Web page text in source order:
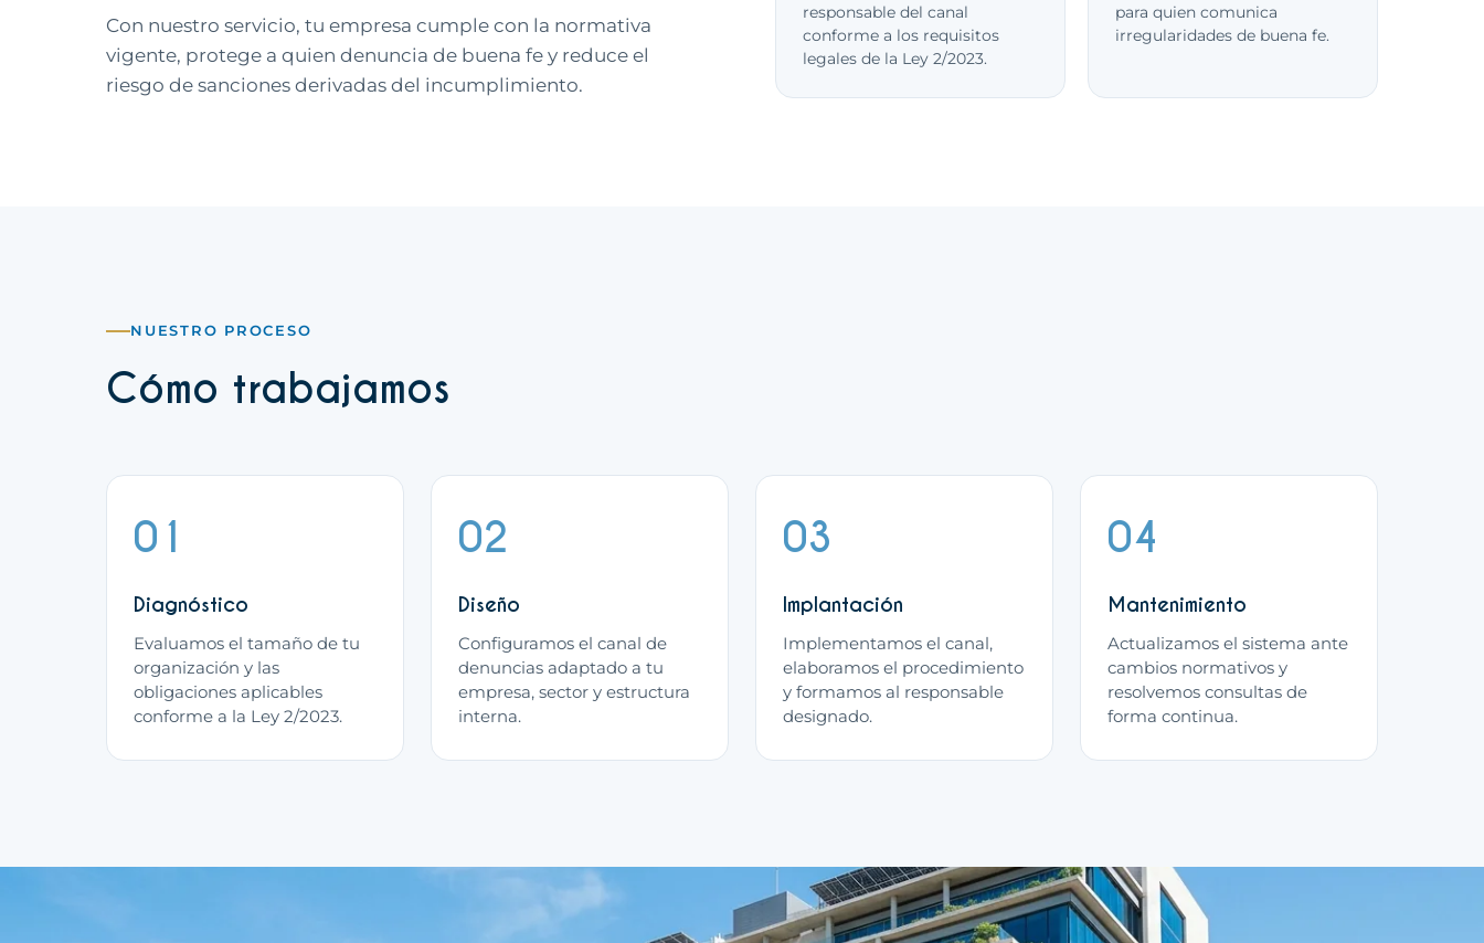
Con nuestro servicio, tu empresa cumple con la normativa
vigente, protege a quien denuncia de buena fe y reduce el
riesgo de sanciones derivadas del incumplimiento.
responsable del canal
conforme a los requisitos
legales de la Ley 2/2023.
para quien comunica
irregularidades de buena fe.
NUESTRO PROCESO
Cómo trabajamos
01
Diagnóstico
Evaluamos el tamaño de tu
organización y las
obligaciones aplicables
conforme a la Ley 2/2023.
02
Diseño
Configuramos el canal de
denuncias adaptado a tu
empresa, sector y estructura
interna.
03
Implantación
Implementamos el canal,
elaboramos el procedimiento
y formamos al responsable
designado.
04
Mantenimiento
Actualizamos el sistema ante
cambios normativos y
resolvemos consultas de
forma continua.